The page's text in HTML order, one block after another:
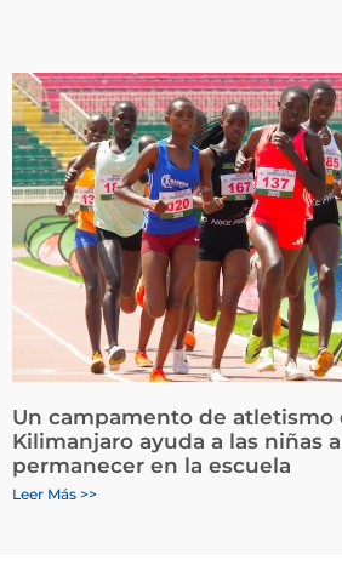
Un campamento de atletismo
Kilimanjaro ayuda a las niñas a
permanecer en la escuela
Leer Más >>